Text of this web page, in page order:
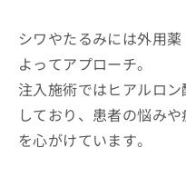
シワやたるみには外用
よってアプローチ。
注入施術ではヒアルロ
しており、患者の悩み
を心がけています。